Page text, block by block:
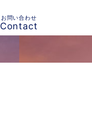
お問い合わせ
Contact